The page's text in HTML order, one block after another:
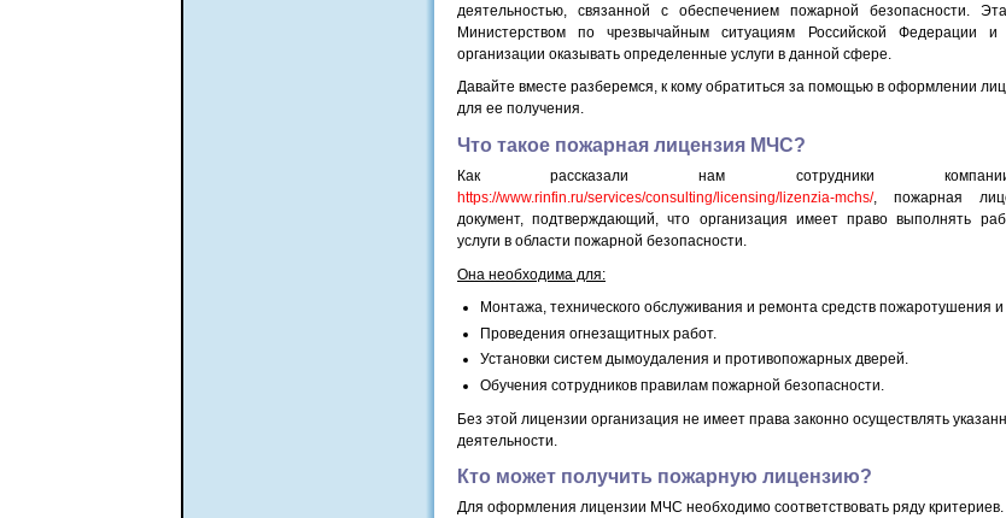
деятельностью, связанной с обеспечением пожарной безопасности.
Министерством по чрезвычайным ситуациям Российской Федерации и
организации оказывать определенные услуги в данной сфере.
Давайте вместе разберемся, к кому обратиться за помощью в оформлении
для ее получения.
Что такое пожарная лицензия МЧС?
Как рассказали нам сотрудники
https://www.rinfin.ru/services/consulting/licensing/lizenzia-mchs/, пожарная
документ, подтверждающий, что организация имеет право выполнять
услуги в области пожарной безопасности.
Она необходима для:
Монтажа, технического обслуживания и ремонта средств пожаротушения и
Проведения огнезащитных работ.
Установки систем дымоудаления и противопожарных дверей.
Обучения сотрудников правилам пожарной безопасности.
Без этой лицензии организация не имеет права законно осуществлять
деятельности.
Кто может получить пожарную лицензию?
Для оформления лицензии МЧС необходимо соответствовать ряду критериев.